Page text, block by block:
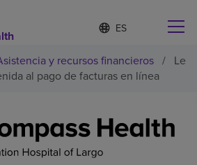
Lista
de
idiomas
contraída
d
o
m
e
c
y recursos financieros / Le
al pago de facturas en línea